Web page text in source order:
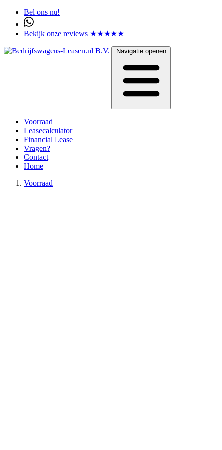
Bel ons nu!
Bekijk onze reviews ★★★★★
Navigatie openen
Voorraad
Leasecalculator
Financial Lease
Vragen?
Contact
Home
Voorraad